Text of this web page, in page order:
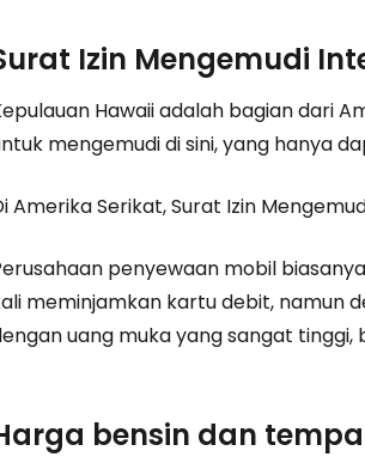
Izin Mengemudi
Hawaii adalah bagian dari
mengemudi di sini, yang hanya
Amerika Serikat, Surat Izin
penyewaan mobil
meminjamkan kartu debit, namun
uang muka yang sangat tinggi,
bensin dan